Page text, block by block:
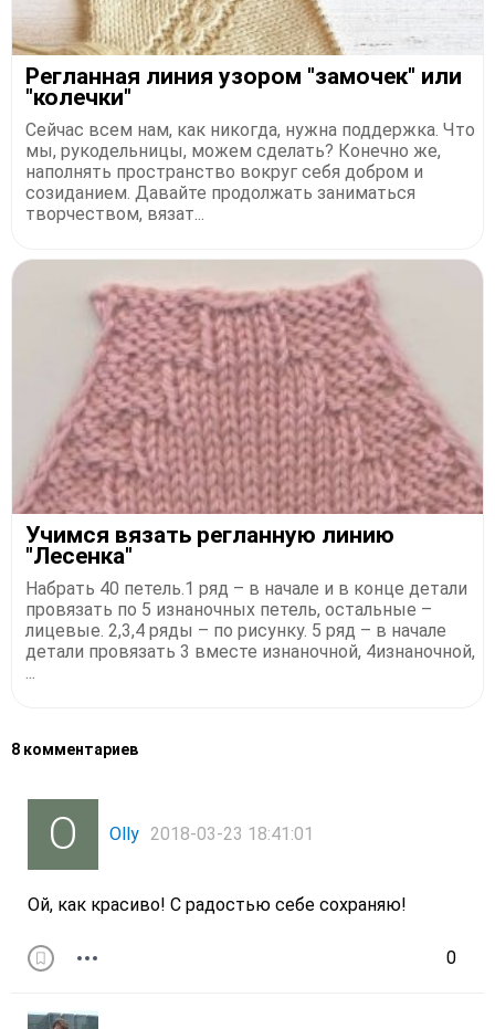
Регланная линия узором "замочек" или
"колечки"
Сейчас всем нам, как никогда, нужна поддержка. Что
мы, рукодельницы, можем сделать? Конечно же,
наполнять пространство вокруг себя добром и
созиданием. Давайте продолжать заниматься
творчеством, вязат...
Учимся вязать регланную линию
"Лесенка"
Набрать 40 петель.1 ряд – в начале и в конце детали
провязать по 5 изнаночных петель, остальные –
лицевые. 2,3,4 ряды – по рисунку. 5 ряд – в начале
детали провязать 3 вместе изнаночной, 4изнаночной,
...
8 комментариев
Olly 2018-03-23 18:41:01
0
Ой, как красиво! С радостью себе сохраняю!